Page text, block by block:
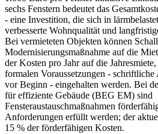
sechs Fenstern bedeutet das
- eine Investition, die sich in
verbesserte Wohnqualität und
Bei vermieteten Objekten können
Modernisierungsmaßnahme auf die
der Kosten pro Jahr auf die
formalen Voraussetzungen -
vor Beginn - eingehalten werden. Bei
für effiziente Gebäude (BEG EM) sind
Fensteraustauschmaßnahmen
Anforderungen erfüllt werden; der
15 % der förderfähigen Kosten.